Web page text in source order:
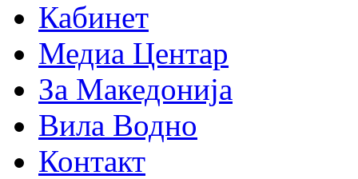
Кабинет
Медиа Центар
За Македонија
Вила Водно
Контакт